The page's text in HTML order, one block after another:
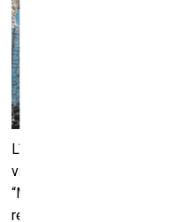
Līdz 23. janvārim Liepājas
vidusskolas izstāžu zālē
“Modes aksesuāru
redzami darbi, kas tapuši